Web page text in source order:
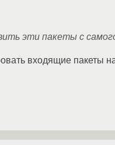
эти пакеты с
входящие пакеты